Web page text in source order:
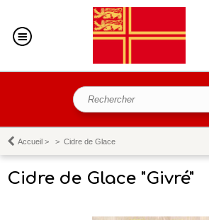
Accueil > > Cidre de Glace
Cidre de Glace "Givré"